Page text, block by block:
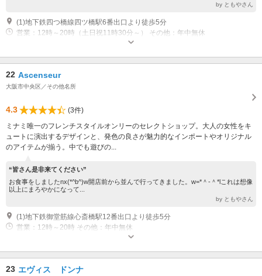
by ともやさん
(1)地下鉄四つ橋線四ツ橋駅6番出口より徒歩5分
営業：12時～20時（土日祝11時30分～） その他：年中無休
22 Ascenseur
大阪市中央区／その他名所
4.3
(3件)
ミナミ唯一のフレンチスタイルオンリーのセレクトショップ。大人の女性をキ
ュートに演出するデザインと、発色の良さが魅力的なインポートやオリジナル
のアイテムが揃う。中でも遊びの...
“皆さん是非来てください”
お食事をしましたnx(*^b^)w開店前から並んで行ってきました。w=*＾-＾*lこれは想像
以上にまろやかになって...
by ともやさん
(1)地下鉄御堂筋線心斎橋駅12番出口より徒歩5分
営業：12時～20時 その他：年中無休
23 エヴィス ドンナ